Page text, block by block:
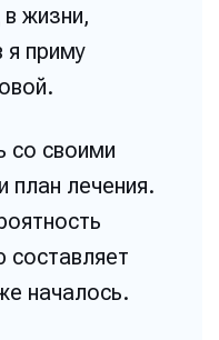
в жизни,
я приму
со своими
план лечения.
началось.